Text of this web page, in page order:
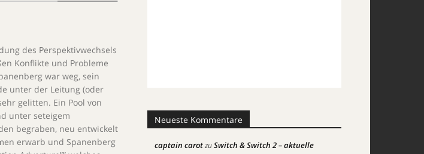
des Perspektivwechsels
Konflikte und Probleme
war weg, sein
unter der Leitung (oder
gelitten. Ein Pool von
unter seteigem
begraben, neu entwickelt
erwarb und Spanenberg
Neueste Kommentare
captain carotzuSwitch & Switch 2 – aktuelle